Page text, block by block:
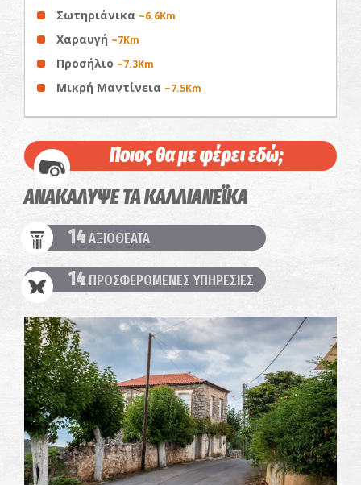
Σωτηριάνικα ~6.6Km
Χαραυγή ~7Km
Προσήλιο ~7.3Km
Μικρή Μαντίνεια ~7.5Km
Ποιος θα με φέρει εδώ;
ΑΝΑΚΑΛΥΨΕ ΤΑ ΚΑΛΛΙΑΝΕΪΚΑ
14ΑΞΙΟΘΕΑΤΑ
14 ΠΡΟΣΦΕΡΟΜΕΝΕΣ ΥΠΗΡΕΣΙΕΣ